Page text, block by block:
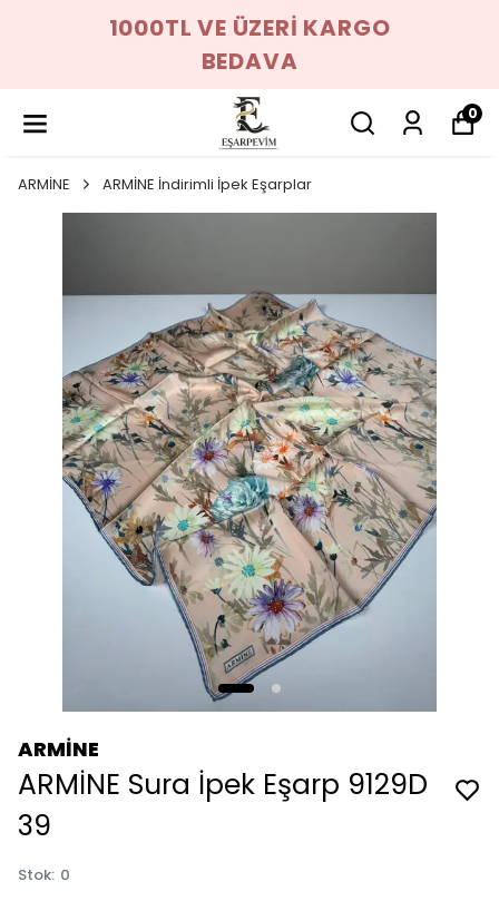
1000TL VE ÜZERİ KARGO
BEDAVA
0
ARMİNE ARMİNE İndirimli İpek Eşarplar
ARMİNE
ARMİNE Sura İpek Eşarp 9129D
39
Stok: 0